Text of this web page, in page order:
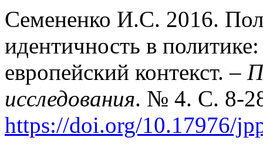
Семененко И.С. 2016.
идентичность в
европейский контекст. –
исследования. № 4. С. 8-
https://doi.org/10.17976/